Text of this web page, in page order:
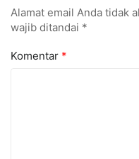
Alamat email Anda tidak
wajib ditandai *
Komentar *